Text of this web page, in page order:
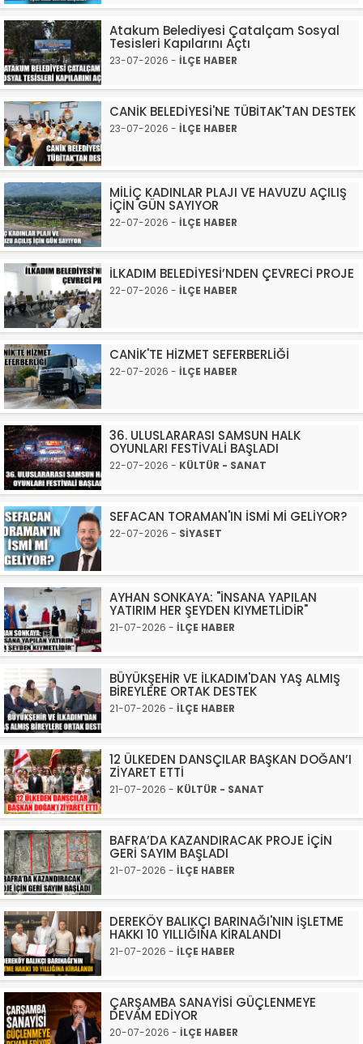
Atakum Belediyesi Çatalçam Sosyal
Tesisleri Kapılarını Açtı
23-07-2026 - İLÇE HABER
CANİK BELEDİYESİ'NE TÜBİTAK'TAN DESTEK
23-07-2026 - İLÇE HABER
MİLİÇ KADINLAR PLAJI VE HAVUZU AÇILIŞ
İÇİN GÜN SAYIYOR
22-07-2026 - İLÇE HABER
İLKADIM BELEDİYESİ’NDEN ÇEVRECİ PROJE
22-07-2026 - İLÇE HABER
CANİK'TE HİZMET SEFERBERLİĞİ
22-07-2026 - İLÇE HABER
36. ULUSLARARASI SAMSUN HALK
OYUNLARI FESTİVALİ BAŞLADI
22-07-2026 - KÜLTÜR - SANAT
SEFACAN TORAMAN'IN İSMİ Mİ GELİYOR?
22-07-2026 - SİYASET
AYHAN SONKAYA: "İNSANA YAPILAN
YATIRIM HER ŞEYDEN KIYMETLİDİR"
21-07-2026 - İLÇE HABER
BÜYÜKŞEHİR VE İLKADIM'DAN YAŞ ALMIŞ
BİREYLERE ORTAK DESTEK
21-07-2026 - İLÇE HABER
12 ÜLKEDEN DANSÇILAR BAŞKAN DOĞAN’I
ZİYARET ETTİ
21-07-2026 - KÜLTÜR - SANAT
BAFRA’DA KAZANDIRACAK PROJE İÇİN
GERİ SAYIM BAŞLADI
21-07-2026 - İLÇE HABER
DEREKÖY BALIKÇI BARINAĞI'NIN İŞLETME
HAKKI 10 YILLIĞINA KİRALANDI
21-07-2026 - İLÇE HABER
ÇARŞAMBA SANAYİSİ GÜÇLENMEYE
DEVAM EDİYOR
20-07-2026 - İLÇE HABER